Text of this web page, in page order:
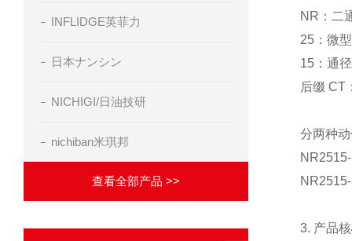
INFLIDGE英菲力
日本ナンシン
NICHIGI/日油技研
nichiban米琪邦
查看全部产品 >>
NR：二
25：微
15：通
后缀 CT
分两种
3. 产品